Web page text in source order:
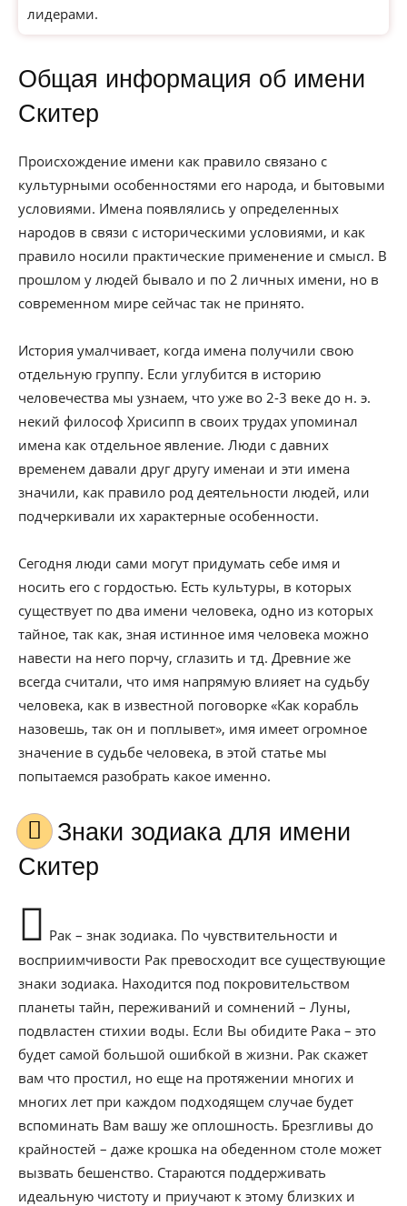
лидерами.
Общая информация об имени
Скитер
Происхождение имени как правило связано с
культурными особенностями его народа, и бытовыми
условиями. Имена появлялись у определенных
народов в связи с историческими условиями, и как
правило носили практические применение и смысл. В
прошлом у людей бывало и по 2 личных имени, но в
современном мире сейчас так не принято.
История умалчивает, когда имена получили свою
отдельную группу. Если углубится в историю
человечества мы узнаем, что уже во 2-3 веке до н. э.
некий философ Хрисипп в своих трудах упоминал
имена как отдельное явление. Люди с давних
временем давали друг другу именаи и эти имена
значили, как правило род деятельности людей, или
подчеркивали их характерные особенности.
Сегодня люди сами могут придумать себе имя и
носить его с гордостью. Есть культуры, в которых
существует по два имени человека, одно из которых
тайное, так как, зная истинное имя человека можно
навести на него порчу, сглазить и тд. Древние же
всегда считали, что имя напрямую влияет на судьбу
человека, как в известной поговорке «Как корабль
назовешь, так он и поплывет», имя имеет огромное
значение в судьбе человека, в этой статье мы
попытаемся разобрать какое именно.
Знаки зодиака для имени
Скитер
Рак – знак зодиака. По чувствительности и
восприимчивости Рак превосходит все существующие
знаки зодиака. Находится под покровительством
планеты тайн, переживаний и сомнений – Луны,
подвластен стихии воды. Если Вы обидите Рака – это
будет самой большой ошибкой в жизни. Рак скажет
вам что простил, но еще на протяжении многих и
многих лет при каждом подходящем случае будет
вспоминать Вам вашу же оплошность. Брезгливы до
крайностей – даже крошка на обеденном столе может
вызвать бешенство. Стараются поддерживать
идеальную чистоту и приучают к этому близких и